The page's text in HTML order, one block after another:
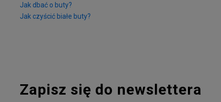
Jak dbać o buty?
Jak czyścić białe buty?
Zapisz się do newslettera